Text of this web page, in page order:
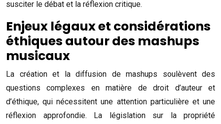
susciter le débat et la réflexion critique.
Enjeux légaux et considérations
éthiques autour des mashups
musicaux
La création et la diffusion de mashups soulèvent des
questions complexes en matière de droit d’auteur et
d’éthique, qui nécessitent une attention particulière et une
réflexion approfondie. La législation sur la propriété